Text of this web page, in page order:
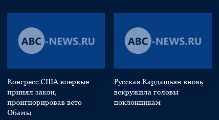
Конгресс США впервые
принял закон,
проигнорировав вето
Обамы
Русская Кардашьян вновь
вскружила головы
поклонникам